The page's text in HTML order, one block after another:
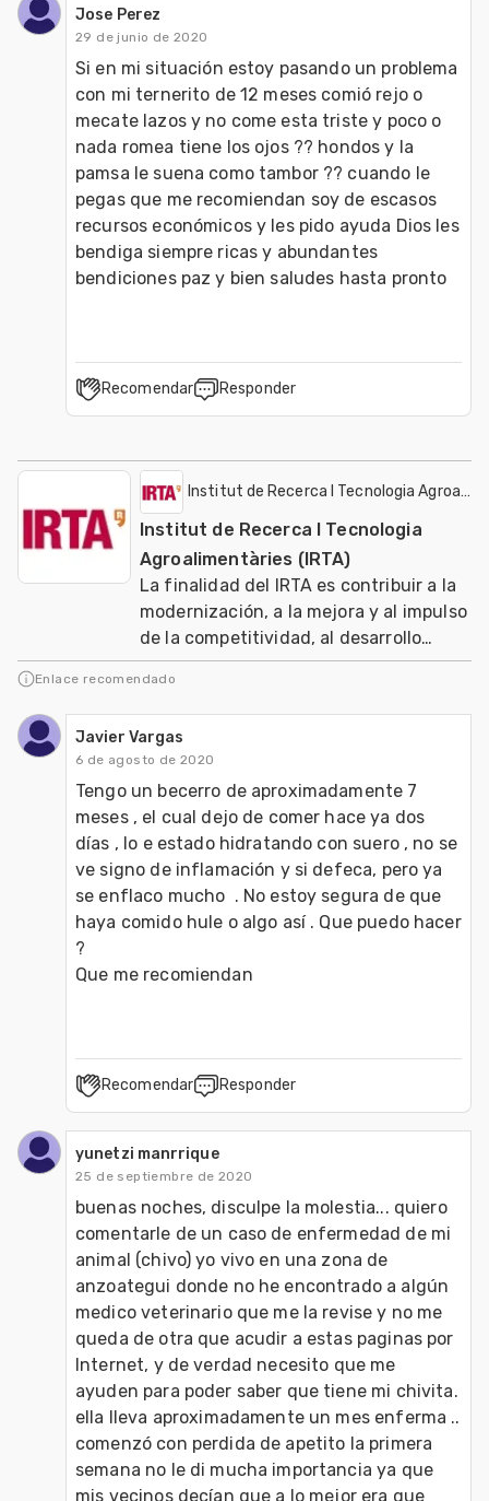
Jose Perez
29 de junio de 2020
Si en mi situación estoy pasando un problema
con mi ternerito de 12 meses comió rejo o
mecate lazos y no come esta triste y poco o
nada romea tiene los ojos ?? hondos y la
pamsa le suena como tambor ?? cuando le
pegas que me recomiendan soy de escasos
recursos económicos y les pido ayuda Dios les
bendiga siempre ricas y abundantes
bendiciones paz y bien saludes hasta pronto
Recomendar Responder
Institut de Recerca I Tecnologia
Institut de Recerca I Tecnologia
Agroalimentàries (IRTA)
La finalidad del IRTA es contribuir a la
modernización, a la mejora y al impulso
de la competitividad, al desarrollo
sostenible de los sectores agrario, ali
Enlace recomendado
Javier Vargas
6 de agosto de 2020
Tengo un becerro de aproximadamente 7
meses , el cual dejo de comer hace ya dos
días , lo e estado hidratando con suero , no se
ve signo de inflamación y si defeca, pero ya
se enflaco mucho  . No estoy segura de que
haya comido hule o algo así . Que puedo hacer
?
Que me recomiendan
Recomendar Responder
yunetzi manrrique
25 de septiembre de 2020
buenas noches, disculpe la molestia... quiero
comentarle de un caso de enfermedad de mi
animal (chivo) yo vivo en una zona de
anzoategui donde no he encontrado a algún
medico veterinario que me la revise y no me
queda de otra que acudir a estas paginas por
Internet, y de verdad necesito que me
ayuden para poder saber que tiene mi chivita.
ella lleva aproximadamente un mes enferma ..
comenzó con perdida de apetito la primera
semana no le di mucha importancia ya que
mis vecinos decían que a lo mejor era que